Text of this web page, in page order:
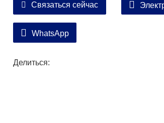
Связаться сейчас
WhatsApp
Делиться: